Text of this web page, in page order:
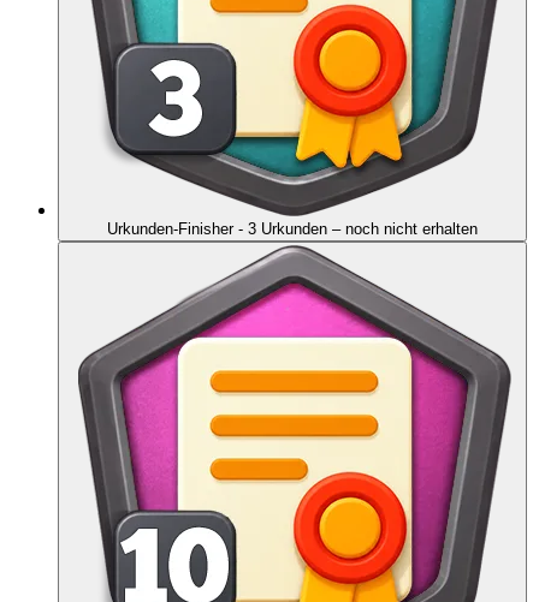
Urkunden-Finisher - 3 Urkunden – noch nicht erhalten